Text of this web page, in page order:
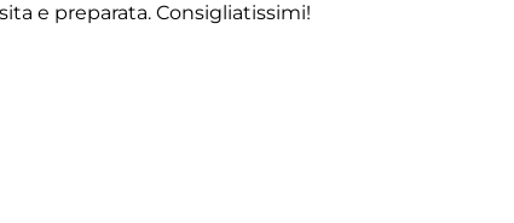
e preparata. Consigliatissimi!